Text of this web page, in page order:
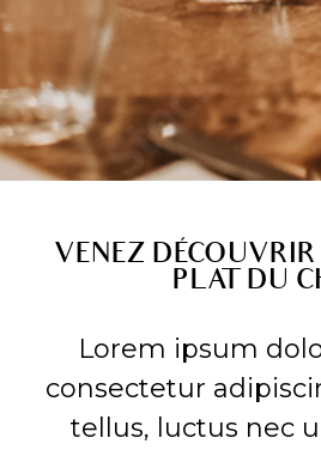
VENEZ
PLAT DU
Lorem ipsum
consectetur
tellus, luctus nec